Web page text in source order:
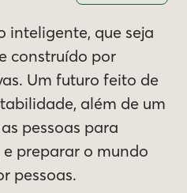
inteligente, que seja
construído por
Um futuro feito de
além de um
pessoas para
preparar o mundo
pessoas.